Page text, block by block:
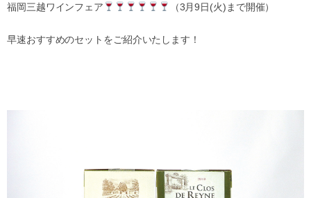
福岡三越ワインフェア
（3月9日(火)まで開催）
早速おすすめのセットをご紹介いたします！